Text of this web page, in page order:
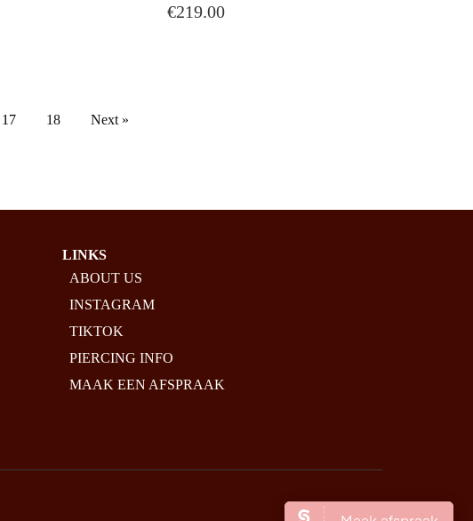
€219.00
17 18 Next »
LINKS
ABOUT US
INSTAGRAM
TIKTOK
PIERCING INFO
MAAK EEN AFSPRAAK